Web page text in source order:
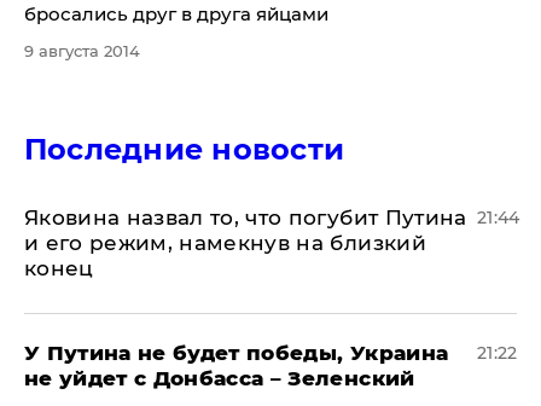
бросались друг в друга яйцами
9 августа 2014
Последние новости
Яковина назвал то, что погубит Путина
и его режим, намекнув на близкий
конец
21:44
У Путина не будет победы, Украина
не уйдет с Донбасса – Зеленский
21:22